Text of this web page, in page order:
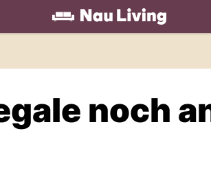
living.NAU.ch
noch